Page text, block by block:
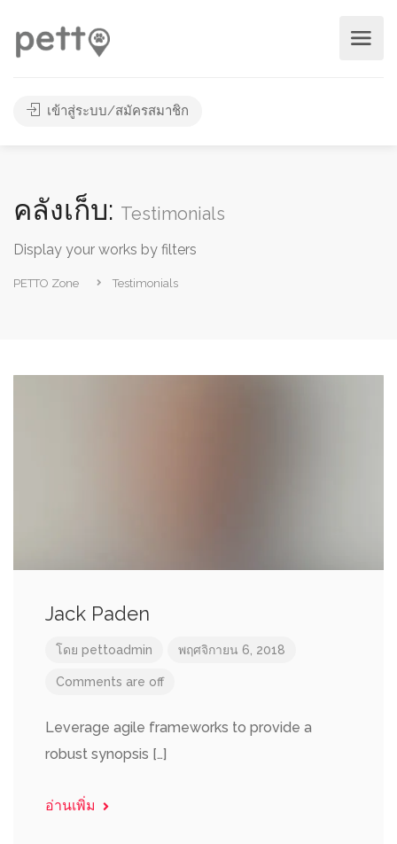
เข้าสู่ระบบ/สมัครสมาชิก
คลังเก็บ: Testimonials
Display your works by filters
PETTO Zone Testimonials
Jack Paden
โดย pettoadmin พฤศจิกายน 6, 2018
Comments are off
Leverage agile frameworks to provide a
robust synopsis […]
อ่านเพิ่ม